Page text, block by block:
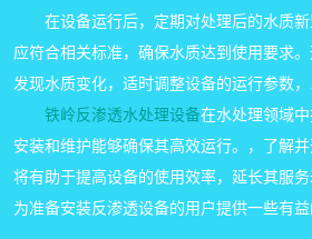
在设备运行后，定期对处理后的水质
应符合相关标准，确保水质达到使用要求
发现水质变化，适时调整设备的运行参数，
铁岭反渗透水处理设备在水处理领域
安装和维护能够确保其高效运行。，了解并
将有助于提高设备的使用效率，延长其服
为准备安装反渗透设备的用户提供一些有益